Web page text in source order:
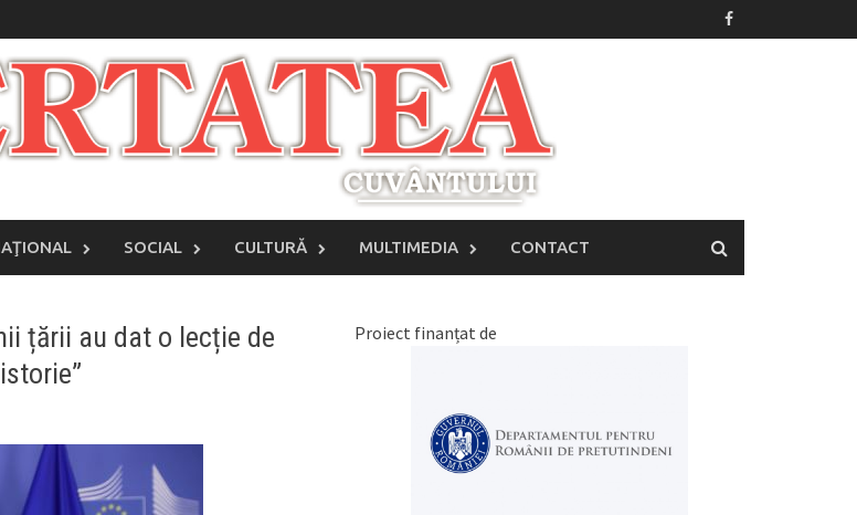
SOCIAL CULTURĂ MULTIMEDIA CONTACT
țării au dat o lecție de
Proiect finanțat de